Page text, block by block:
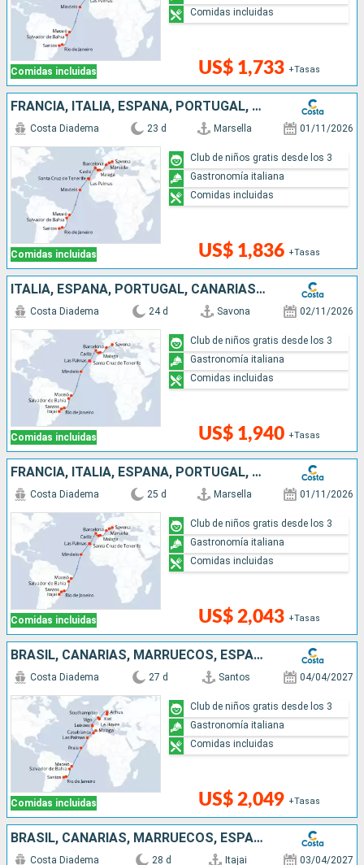
Comidas incluidas US$ 1,733 +Tasas
Comidas incluidas
FRANCIA, ITALIA, ESPAÑA, PORTUGAL, CANARIAS, CABO VERDE, BRASIL
Comidas incluidas
Costa Diadema 23 d Marsella 01/11/2026
US$ 1,836 +Tasas
Club de niños gratis desde los 3
Gastronomía italiana
Comidas incluidas
ITALIA, ESPAÑA, PORTUGAL, CANARIAS, CABO VERDE, BRASIL
Comidas incluidas
Costa Diadema 24 d Savona 02/11/2026
US$ 1,940 +Tasas
Club de niños gratis desde los 3
Gastronomía italiana
Comidas incluidas
FRANCIA, ITALIA, ESPAÑA, PORTUGAL, CANARIAS, CABO VERDE, BRASIL
Comidas incluidas
Costa Diadema 25 d Marsella 01/11/2026
US$ 2,043 +Tasas
Club de niños gratis desde los 3
Gastronomía italiana
Comidas incluidas
BRASIL, CANARIAS, MARRUECOS, ESPAÑA, PORTUGAL, FRANCIA, GRAN BRETAÑA, DINAMARCA, ALEMANIA
Comidas incluidas
Costa Diadema 27 d Santos 04/04/2027
US$ 2,049 +Tasas
Club de niños gratis desde los 3
Gastronomía italiana
Comidas incluidas
BRASIL, CANARIAS, MARRUECOS, ESPAÑA, PORTUGAL, FRANCIA, GRAN BRETAÑA, DINAMARCA, ALEMANIA
Costa Diadema 28 d Itajai 03/04/2027